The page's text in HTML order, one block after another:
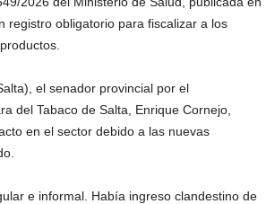
registro obligatorio para fiscalizar a los
el senador provincial por el
del Tabaco de Salta, Enrique Cornejo,
en el sector debido a las nuevas
e informal. Había ingreso clandestino de